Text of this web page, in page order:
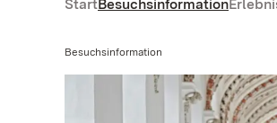
StartBesuchsinformation
Aktuell:
Besuchsinformation